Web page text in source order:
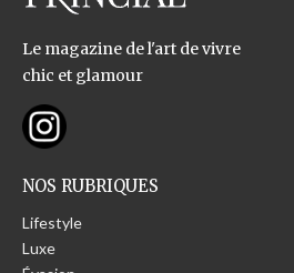
Le magazine de l'art de vivre
chic et glamour
NOS RUBRIQUES
Lifestyle
Luxe